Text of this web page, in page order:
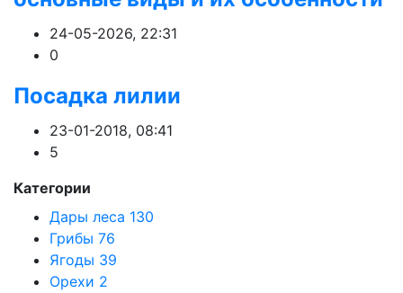
24-05-2026, 22:31
0
Посадка лилии
23-01-2018, 08:41
5
Категории
Дары леса 130
Грибы 76
Ягоды 39
Орехи 2